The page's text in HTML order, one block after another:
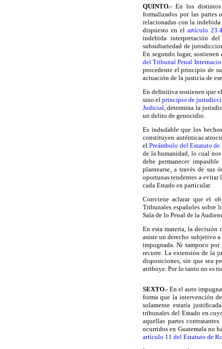
QUINTO.- En los
formalizados por las partes
relacionadas con la
dispuesto en el artículo
indebida interpretación
subsidiariedad de
En segundo lugar,
del Tribunal Penal
procedente el principio de
actuación de la justicia de
En definitiva sostienen que
sino elprincipio de
Judicial, determina la
un delito de genocidio.
Es indudable que los
constituyen auténticas
elPreámbulo del Estatuto
de la humanidad, lo cual
debe permanecer
plantearse, a través de sus
oportunas tendentes a evitar
cada Estado en particular.
Conviene aclarar que el
Tribunales españoles sobre
Sala de lo Penal de la
En esta materia, la decisión
asiste un derecho subjetivo
impugnada. Ni tampoco
recurre. La extensión de la
disposiciones, sin que sea
atribuye. Por lo tanto no es
SEXTO.- En el auto
forma que la intervención
solamente estaría
tribunales del Estado en
aquellas partes
ocurridos en Guatemala no
artículo 11 del Estatuto de